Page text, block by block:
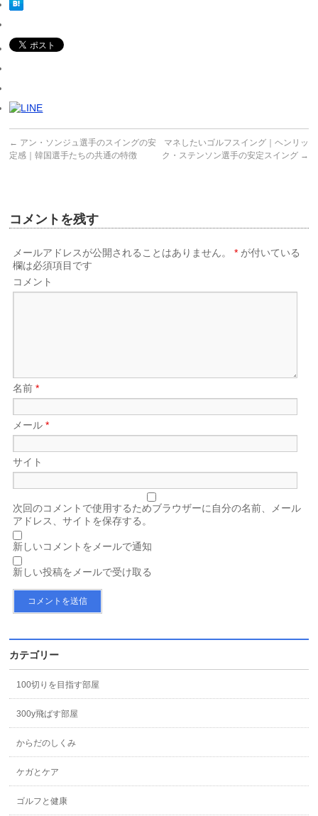
← アン・ソンジュ選手のスイングの安
定感｜韓国選手たちの共通の特徴
マネしたいゴルフスイング｜ヘンリッ
ク・ステンソン選手の安定スイング →
コメントを残す
メールアドレスが公開されることはありません。 * が付いている
欄は必須項目です
コメント
名前*
メール*
サイト
次回のコメントで使用するためブラウザーに自分の名前、メール
アドレス、サイトを保存する。
新しいコメントをメールで通知
新しい投稿をメールで受け取る
カテゴリー
100切りを目指す部屋
300y飛ばす部屋
からだのしくみ
ケガとケア
ゴルフと健康